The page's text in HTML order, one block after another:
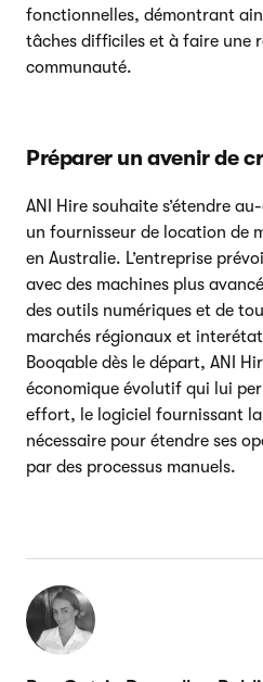
fonctionnelles, démontrant
tâches difficiles et à faire une
communauté.
Préparer un avenir de
ANI Hire souhaite s’étendre
un fournisseur de location de
en Australie. L’entreprise
avec des machines plus
des outils numériques et de
marchés régionaux et
Booqable dès le départ, ANI
économique évolutif qui lui
effort, le logiciel fournissant
nécessaire pour étendre ses
par des processus manuels.